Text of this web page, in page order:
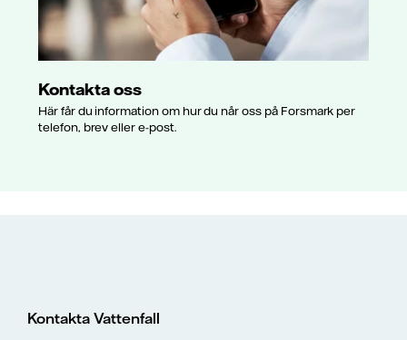
Kontakta oss
Här får du information om hur du når oss på Forsmark per
telefon, brev eller e-post.
Kontakta Vattenfall